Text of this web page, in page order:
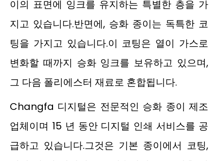
이의 표면에 잉크를 유지하는 특별한 층을 가
지고 있습니다.반면에, 승화 종이는 독특한 코
팅을 가지고 있습니다.이 코팅은 열이 가스로
변화할 때까지 승화 잉크를 보유하고 있으며,
그 다음 폴리에스터 재료로 혼합됩니다.
Changfa 디지털은 전문적인 승화 종이 제조
업체이며 15 년 동안 디지털 인쇄 서비스를 공
급하고 있습니다.그것은 기본 종이에서 코팅,